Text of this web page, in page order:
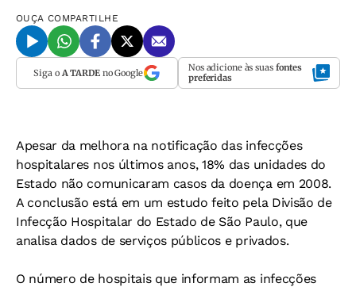
OUÇA COMPARTILHE
Siga o A TARDEno Google Nos adicione às suas fontes
preferidas
Apesar da melhora na notificação das infecções
hospitalares nos últimos anos, 18% das unidades do
Estado não comunicaram casos da doença em 2008.
A conclusão está em um estudo feito pela Divisão de
Infecção Hospitalar do Estado de São Paulo, que
analisa dados de serviços públicos e privados.
O número de hospitais que informam as infecções